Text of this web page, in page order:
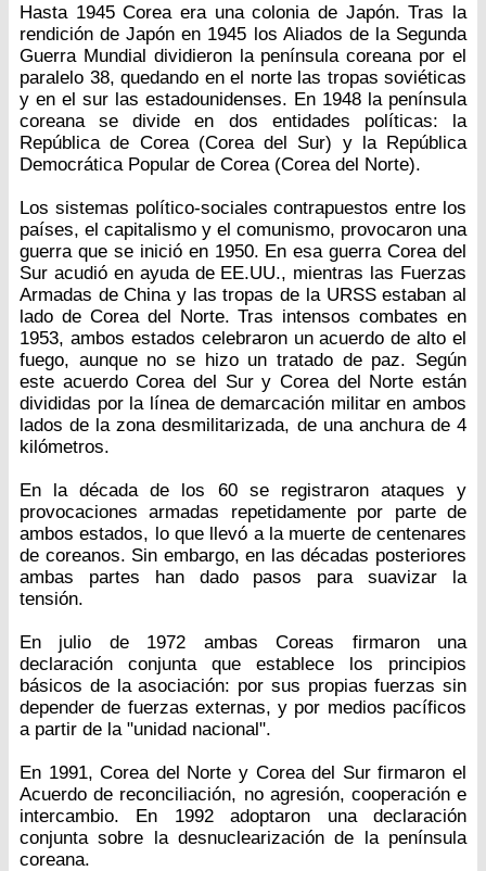
Hasta 1945 Corea era una colonia de Japón. Tras la
rendición de Japón en 1945 los Aliados de la Segunda
Guerra Mundial dividieron la península coreana por el
paralelo 38, quedando en el norte las tropas soviéticas
y en el sur las estadounidenses. En 1948 la península
coreana se divide en dos entidades políticas: la
República de Corea (Corea del Sur) y la República
Democrática Popular de Corea (Corea del Norte).
Los sistemas político-sociales contrapuestos entre los
países, el capitalismo y el comunismo, provocaron una
guerra que se inició en 1950. En esa guerra Corea del
Sur acudió en ayuda de EE.UU., mientras las Fuerzas
Armadas de China y las tropas de la URSS estaban al
lado de Corea del Norte. Tras intensos combates en
1953, ambos estados celebraron un acuerdo de alto el
fuego, aunque no se hizo un tratado de paz. Según
este acuerdo Corea del Sur y Corea del Norte están
divididas por la línea de demarcación militar en ambos
lados de la zona desmilitarizada, de una anchura de 4
kilómetros.
En la década de los 60 se registraron ataques y
provocaciones armadas repetidamente por parte de
ambos estados, lo que llevó a la muerte de centenares
de coreanos. Sin embargo, en las décadas posteriores
ambas partes han dado pasos para suavizar la
tensión.
En julio de 1972 ambas Coreas firmaron una
declaración conjunta que establece los principios
básicos de la asociación: por sus propias fuerzas sin
depender de fuerzas externas, y por medios pacíficos
a partir de la "unidad nacional".
En 1991, Corea del Norte y Corea del Sur firmaron el
Acuerdo de reconciliación, no agresión, cooperación e
intercambio. En 1992 adoptaron una declaración
conjunta sobre la desnuclearización de la península
coreana.